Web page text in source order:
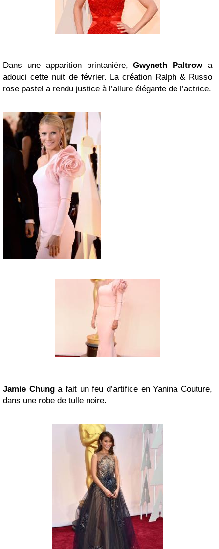
Dans une apparition printanière,Gwyneth Paltrowa
adouci cette nuit de février. La création Ralph & Russo
rose pastel a rendu justice à l’allure élégante de l’actrice.
Jamie Chunga fait un feu d’artifice en Yanina Couture,
dans une robe de tulle noire.